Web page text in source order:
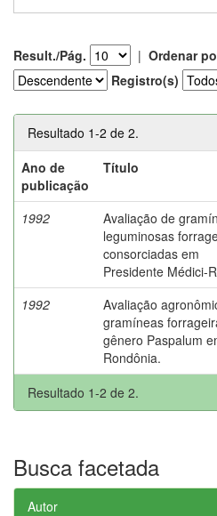
Result./Pág. | Ordenar
Registro(s)
Resultado 1-2 de 2.
Ano de
publicação
Título
1992
Avaliação de
leguminosas
consorciadas em
Presidente Médici-
1992
Avaliação
gramíneas
gênero Paspalum
Rondônia.
Resultado 1-2 de 2.
Busca facetada
Autor